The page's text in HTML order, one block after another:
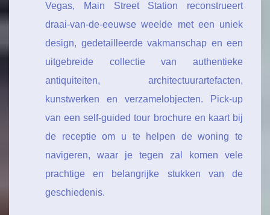
Vegas, Main Street Station reconstrueert
draai-van-de-eeuwse weelde met een uniek
design, gedetailleerde vakmanschap en een
uitgebreide collectie van authentieke
antiquiteiten, architectuurartefacten,
kunstwerken en verzamelobjecten. Pick-up
van een self-guided tour brochure en kaart bij
de receptie om u te helpen de woning te
navigeren, waar je tegen zal komen vele
prachtige en belangrijke stukken van de
geschiedenis.